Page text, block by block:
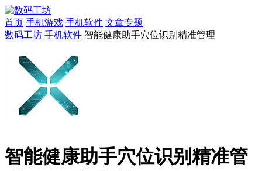
首页 手机游戏 手机软件 文章专题
数码工坊 手机软件 智能健康助手穴位识别精准管理
智能健康助手穴位识别精准管